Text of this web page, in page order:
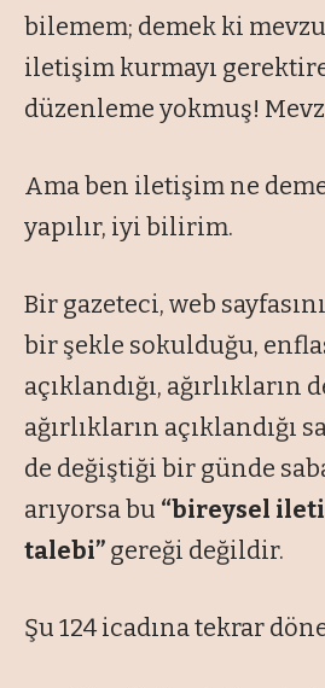
bilemem; demek ki
iletişim kurmayı
düzenleme yokmuş!
Ama ben iletişim ne
yapılır, iyi bilirim.
Bir gazeteci, web
bir şekle sokulduğu,
açıklandığı,
ağırlıkların açıklandığı
de değiştiği bir günde
arıyorsa bu “bireysel
talebi” gereği değildir.
Şu 124 icadına tekrar